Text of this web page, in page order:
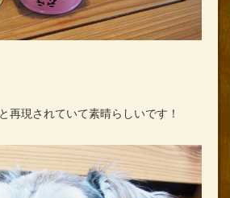
再現されていて素晴らしいです！